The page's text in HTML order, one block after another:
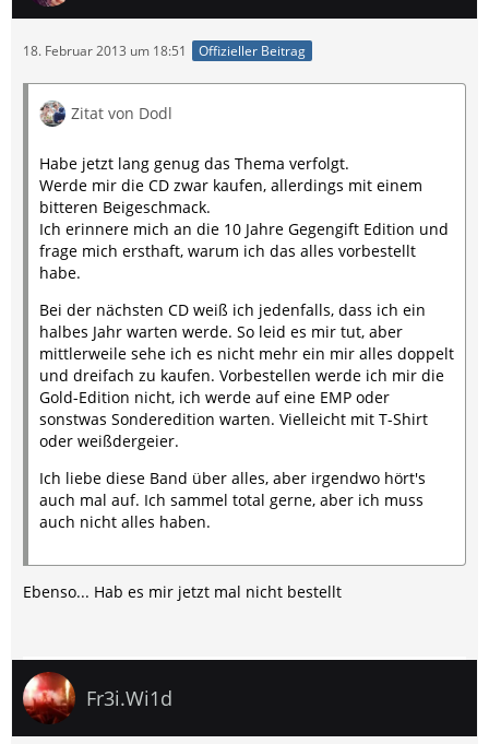
18. Februar 2013 um 18:51 Offizieller Beitrag
Zitat von Dodl
Habe jetzt lang genug das Thema verfolgt.
Werde mir die CD zwar kaufen, allerdings mit einem
bitteren Beigeschmack.
Ich erinnere mich an die 10 Jahre Gegengift Edition und
frage mich ersthaft, warum ich das alles vorbestellt
habe.
Bei der nächsten CD weiß ich jedenfalls, dass ich ein
halbes Jahr warten werde. So leid es mir tut, aber
mittlerweile sehe ich es nicht mehr ein mir alles doppelt
und dreifach zu kaufen. Vorbestellen werde ich mir die
Gold-Edition nicht, ich werde auf eine EMP oder
sonstwas Sonderedition warten. Vielleicht mit T-Shirt
oder weißdergeier.
Ich liebe diese Band über alles, aber irgendwo hört's
auch mal auf. Ich sammel total gerne, aber ich muss
auch nicht alles haben.
Ebenso... Hab es mir jetzt mal nicht bestellt
Fr3i.Wi1d